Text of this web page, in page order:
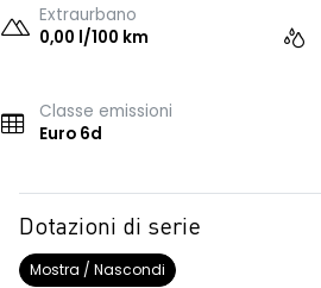
Extraurbano
0,00 l/100 km
Classe emissioni
Euro 6d
Dotazioni di serie
Mostra / Nascondi